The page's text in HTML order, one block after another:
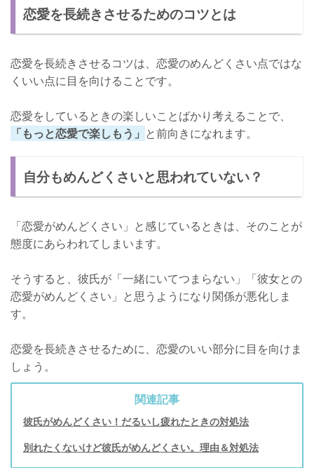
恋愛を長続きさせるためのコツとは
恋愛を長続きさせるコツは、恋愛のめんどくさい点ではな
くいい点に目を向けることです。
恋愛をしているときの楽しいことばかり考えることで、
「もっと恋愛で楽しもう」 と前向きになれます。
自分もめんどくさいと思われていない？
「恋愛がめんどくさい」と感じているときは、そのことが
態度にあらわれてしまいます。
そうすると、彼氏が「一緒にいてつまらない」「彼女との
恋愛がめんどくさい」と思うようになり関係が悪化しま
す。
恋愛を長続きさせるために、恋愛のいい部分に目を向けま
しょう。
関連記事
彼氏がめんどくさい！だるいし疲れたときの対処法
別れたくないけど彼氏がめんどくさい。理由＆対処法